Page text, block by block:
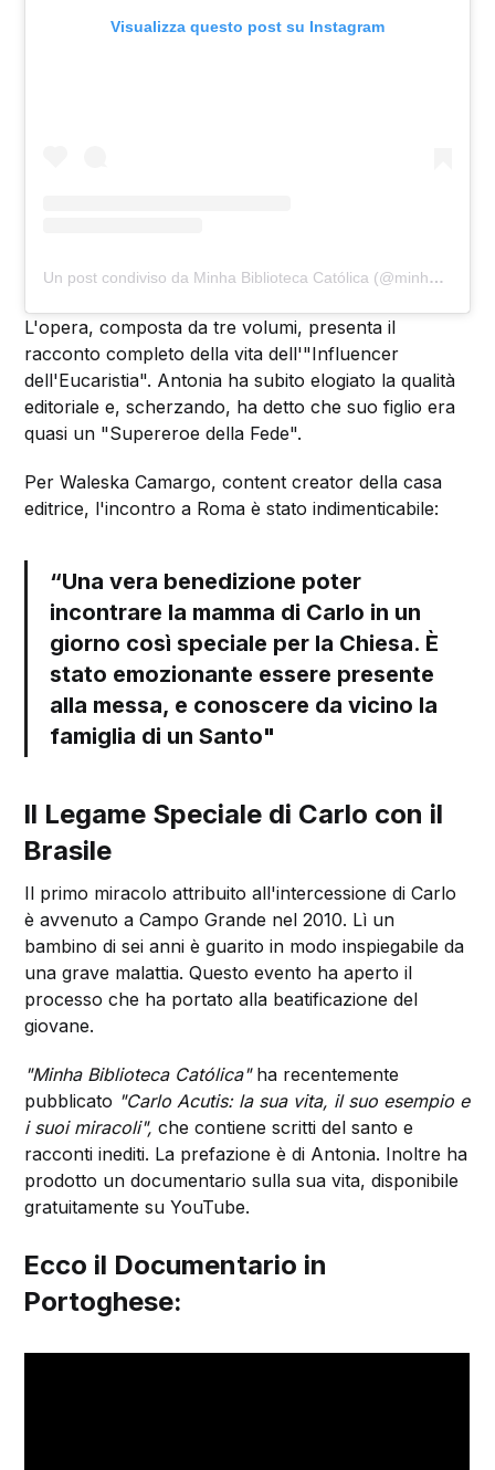
Visualizza questo post su Instagram
Un post condiviso da Minha Biblioteca Católica (@minhabibliotecacatolica)
L'opera, composta da tre volumi, presenta il
racconto completo della vita dell'"Influencer
dell'Eucaristia". Antonia ha subito elogiato la qualità
editoriale e, scherzando, ha detto che suo figlio era
quasi un "Supereroe della Fede".
Per Waleska Camargo, content creator della casa
editrice, l'incontro a Roma è stato indimenticabile:
“Una vera benedizione poter
incontrare la mamma di Carlo in un
giorno così speciale per la Chiesa. È
stato emozionante essere presente
alla messa, e conoscere da vicino la
famiglia di un Santo"
Il Legame Speciale di Carlo con il
Brasile
Il primo miracolo attribuito all'intercessione di Carlo
è avvenuto a Campo Grande nel 2010. Lì un
bambino di sei anni è guarito in modo inspiegabile da
una grave malattia. Questo evento ha aperto il
processo che ha portato alla beatificazione del
giovane.
"Minha Biblioteca Católica"ha recentemente
pubblicato "Carlo Acutis: la sua vita, il suo esempio e
i suoi miracoli",che contiene scritti del santo e
racconti inediti. La prefazione è di Antonia. Inoltre ha
prodotto un documentario sulla sua vita, disponibile
gratuitamente su YouTube.
Ecco il Documentario in
Portoghese: